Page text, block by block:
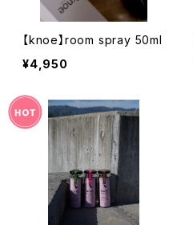
【knoe】room spray 50ml
¥4,950